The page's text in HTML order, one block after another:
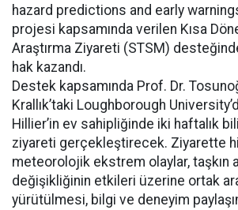
hazard predictions and early
projesi kapsamında verilen Kısa
Araştırma Ziyareti (STSM)
hak kazandı.
Destek kapsamında Prof. Dr.
Krallık’taki Loughborough
Hillier’in ev sahipliğinde iki haftalık
ziyareti gerçekleştirecek. Ziyarette
meteorolojik ekstrem olaylar, taşkın
değişikliğinin etkileri üzerine ortak
yürütülmesi, bilgi ve deneyim